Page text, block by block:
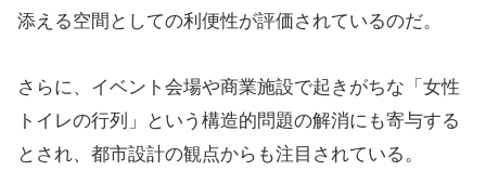
添える空間としての利便性が評価されているのだ。
さらに、イベント会場や商業施設で起きがちな「女性
トイレの行列」という構造的問題の解消にも寄与する
とされ、都市設計の観点からも注目されている。